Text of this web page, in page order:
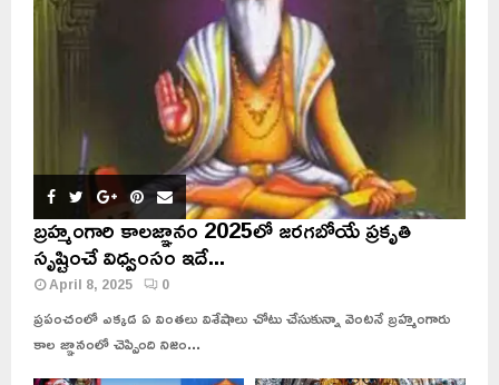
బ్రహ్మంగారి కాలజ్ఞానం 2025లో జరగబోయే ప్రకృతి
సృష్టించే విధ్వంసం ఇదే...
April 8, 2025 0
ప్రపంచంలో ఎక్కడ ఏ వింతలు విశేషాలు చోటు చేసుకున్నా వెంటనే బ్రహ్మంగారు
కాల జ్ఞానంలో చెప్పింది నిజం...